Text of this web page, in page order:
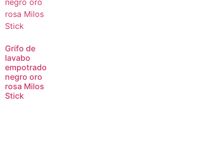
Grifo de
lavabo
empotrado
negro oro
rosa Milos
Stick